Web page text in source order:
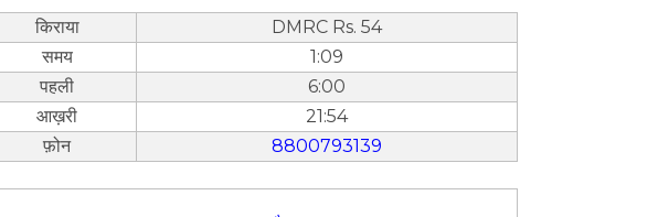
किराया
DMRC Rs. 54
समय
1:09
पहली
6:00
आख़री
21:54
फ़ोन
8800793139